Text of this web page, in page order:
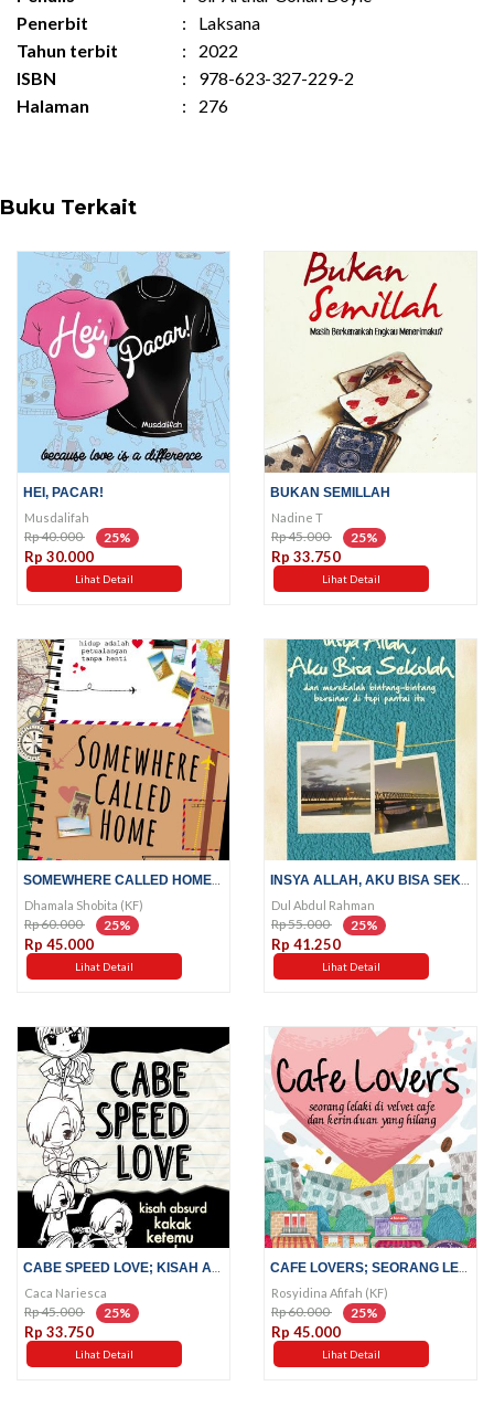
Penerbit
:
Laksana
Tahun terbit
:
2022
ISBN
:
978-623-327-229-2
Halaman
: 276
Buku Terkait
HEI, PACAR!
Musdalifah
Rp 40.000 25%
Rp 30.000
Lihat Detail
BUKAN SEMILLAH
Nadine T
Rp 45.000 25%
Rp 33.750
Lihat Detail
Dhamala Shobita (KF)
Rp 60.000 25%
Rp 45.000
Lihat Detail
Dul Abdul Rahman
Rp 55.000 25%
Rp 41.250
Lihat Detail
Caca Nariesca
Rp 45.000 25%
Rp 33.750
Lihat Detail
Rosyidina Afifah (KF)
Rp 60.000 25%
Rp 45.000
Lihat Detail